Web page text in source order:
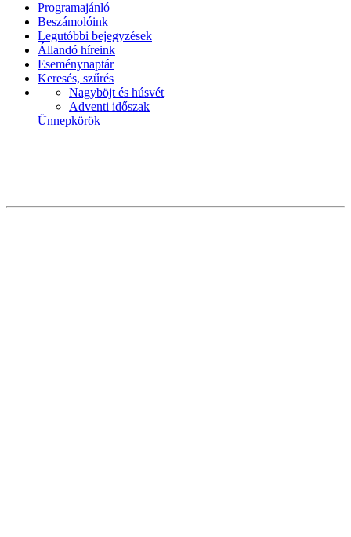
Programajánló
Beszámolóink
Legutóbbi bejegyzések
Állandó híreink
Eseménynaptár
Keresés, szűrés
Nagyböjt és húsvét
Adventi időszak
Ünnepkörök